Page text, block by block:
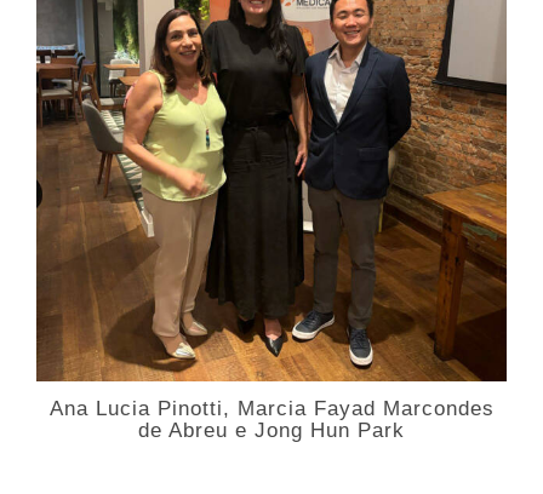
Ana Lucia Pinotti, Marcia Fayad Marcondes
de Abreu e Jong Hun Park